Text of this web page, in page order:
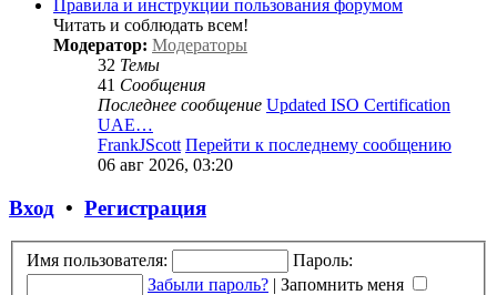
Правила и инструкции пользования форумом
Читать и соблюдать всем!
Модератор: Модераторы
32 Темы
41 Сообщения
Последнее сообщение Updated ISO Certification
UAE…
FrankJScott Перейти к последнему сообщению
06 авг 2026, 03:20
Вход • Регистрация
Имя пользователя:
Пароль:
Забыли пароль? | Запомнить меня